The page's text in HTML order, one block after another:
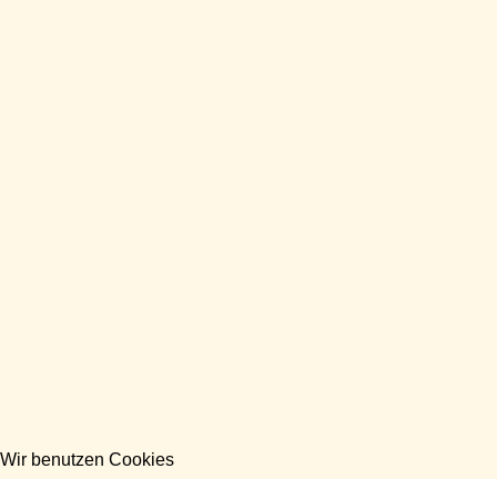
Wir benutzen Cookies